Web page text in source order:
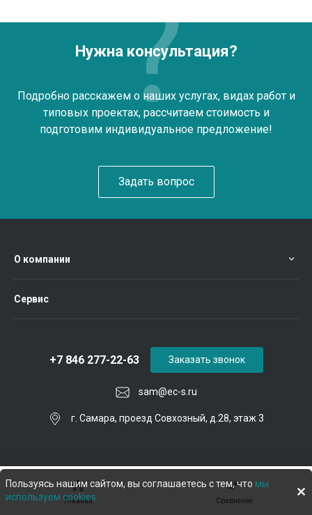
Главная Сравнение
Нужна консультация?
Подробно расскажем о наших услугах, видах работ и
типовых проектах, рассчитаем стоимость и
подготовим индивидуальное предложение!
Задать вопрос
О компании
Сервис
sam@ec-s.ru
+7 846 277-22-63
г. Самара, проезд Совхозный, д.28, этаж 3
Заказать звонок
Пользуясь нашим сайтом, вы соглашаетесь с тем, что мы
используем cookies